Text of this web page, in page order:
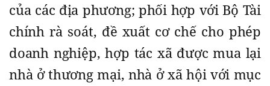
của các địa phương; phối hợp với Bộ Tài
chính rà soát, đề xuất cơ chế cho phép
doanh nghiệp, hợp tác xã được mua lại
nhà ở thương mại, nhà ở xã hội với mục